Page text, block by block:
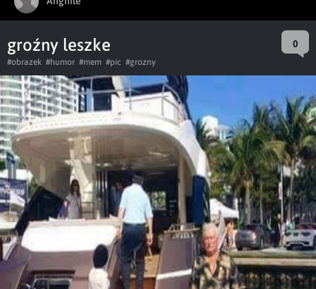
groźny leszke 0
#obrazek #humor #mem #pic #grozny